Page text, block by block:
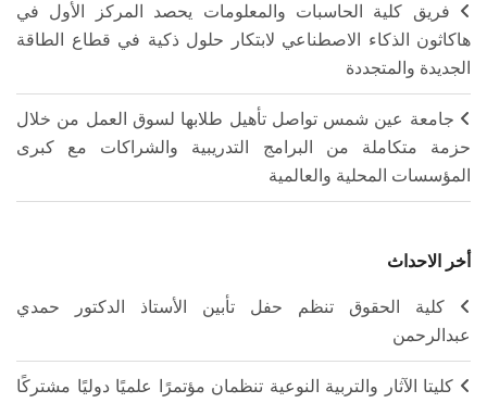
فريق كلية الحاسبات والمعلومات يحصد المركز الأول في
هاكاثون الذكاء الاصطناعي لابتكار حلول ذكية في قطاع الطاقة
الجديدة والمتجددة
جامعة عين شمس تواصل تأهيل طلابها لسوق العمل من خلال
حزمة متكاملة من البرامج التدريبية والشراكات مع كبرى
المؤسسات المحلية والعالمية
أخر الاحداث
كلية الحقوق تنظم حفل تأبين الأستاذ الدكتور حمدي
عبدالرحمن
كليتا الآثار والتربية النوعية تنظمان مؤتمرًا علميًا دوليًا مشتركًا